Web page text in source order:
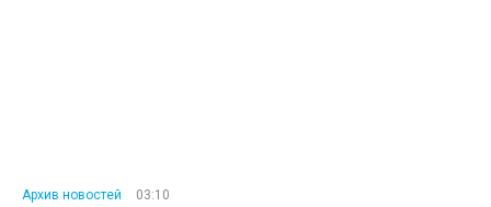
Архив новостей
03:10